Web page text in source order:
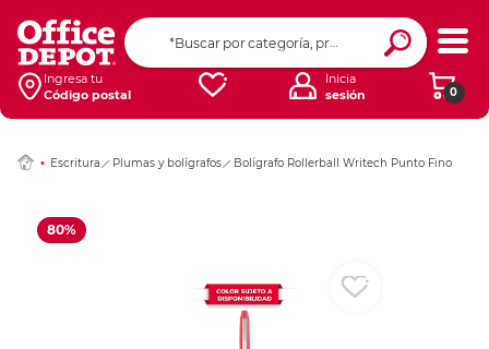
Ingresa tu
Código postal
0
Inicia
sesión
Escritura Plumas y bolígrafos Bolígrafo Rollerball Writech Punto Fino
80%
Ingresar Codigo